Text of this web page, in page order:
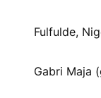
Fulfulde,
Gabri Maja